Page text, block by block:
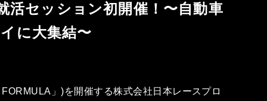
活セッション初開催！〜⾃動⾞
に⼤集結〜
」)を開催する株式会社⽇本レースプロ